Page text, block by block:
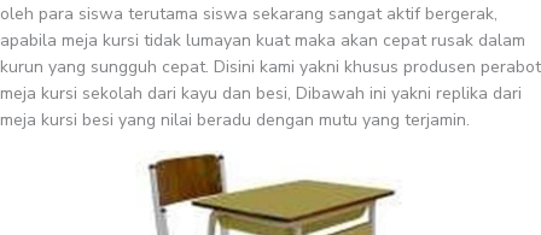
oleh para siswa terutama siswa sekarang sangat aktif bergerak,
apabila meja kursi tidak lumayan kuat maka akan cepat rusak dalam
kurun yang sungguh cepat. Disini kami yakni khusus produsen perabot
meja kursi sekolah dari kayu dan besi, Dibawah ini yakni replika dari
meja kursi besi yang nilai beradu dengan mutu yang terjamin.